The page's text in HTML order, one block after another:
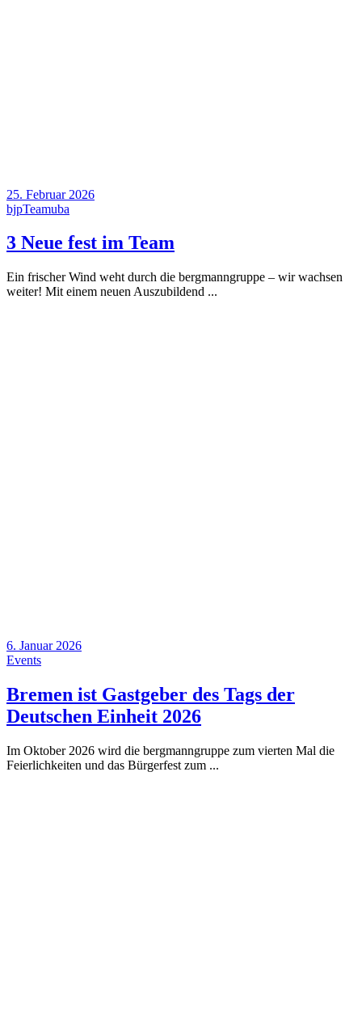
25. Februar 2026
bjpTeamuba
3 Neue fest im Team
Ein frischer Wind weht durch die bergmanngruppe – wir wachsen
weiter! Mit einem neuen Auszubildend
6. Januar 2026
Events
Bremen ist Gastgeber des Tags der
Deutschen Einheit 2026
Im Oktober 2026 wird die bergmanngruppe zum vierten Mal die
Feierlichkeiten und das Bürgerfest zum